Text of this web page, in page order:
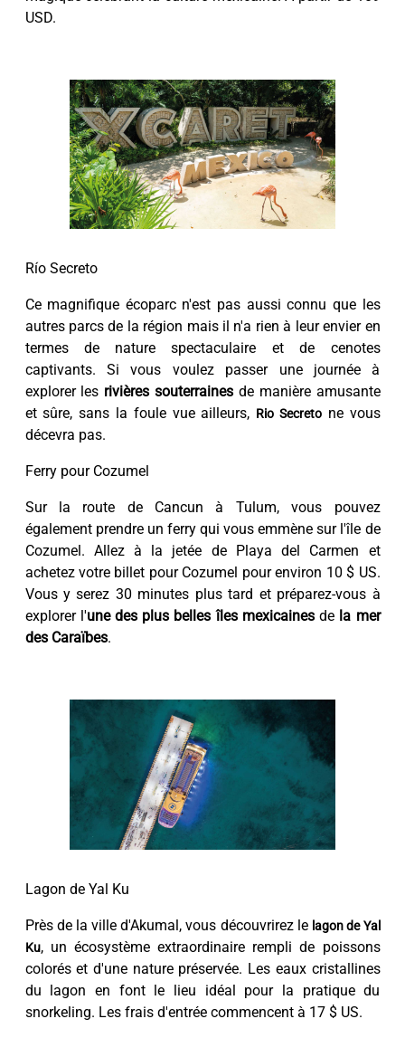
USD.
Río Secreto
Ce magnifique écoparc n'est pas aussi connu que les
autres parcs de la région mais il n'a rien à leur envier en
termes de nature spectaculaire et de cenotes
captivants. Si vous voulez passer une journée à
explorer les rivières souterraines de manière amusante
et sûre, sans la foule vue ailleurs, Rio Secretone vous
décevra pas.
Ferry pour Cozumel
Sur la route de Cancun à Tulum, vous pouvez
également prendre un ferry qui vous emmène sur l'île de
Cozumel. Allez à la jetée de Playa del Carmen et
achetez votre billet pour Cozumel pour environ 10 $ US.
Vous y serez 30 minutes plus tard et préparez-vous à
explorer l'une des plus belles îles mexicainesde la mer
des Caraïbes.
Lagon de Yal Ku
Près de la ville d'Akumal, vous découvrirez le lagon de Yal
Ku, un écosystème extraordinaire rempli de poissons
colorés et d'une nature préservée. Les eaux cristallines
du lagon en font le lieu idéal pour la pratique du
snorkeling. Les frais d'entrée commencent à 17 $ US.